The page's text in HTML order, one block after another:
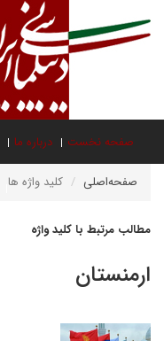
صفحه نخست درباره ما
صفحه‌اصلی کلید واژه ها
مطالب مرتبط با کلید واژه
ارمنستان